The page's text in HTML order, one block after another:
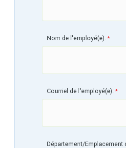
Nom de l'employé(e):
Courriel de l'employé(e):
Département/Emplacement